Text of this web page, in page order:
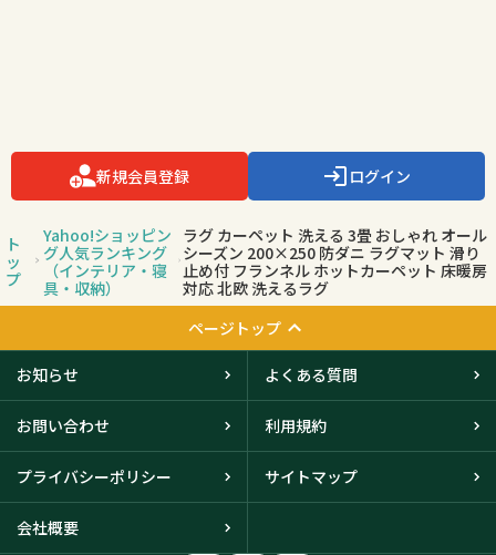
新規会員登録 ログイン
ト
ッ
プ
Yahoo!ショッピン
グ人気ランキング
（インテリア・寝
具・収納）
ラグ カーペット 洗える 3畳 おしゃれ オール
シーズン 200×250 防ダニ ラグマット 滑り
止め付 フランネル ホットカーペット 床暖房
対応 北欧 洗えるラグ
ページトップ
お知らせ よくある質問
お問い合わせ 利用規約
プライバシーポリシー サイトマップ
会社概要